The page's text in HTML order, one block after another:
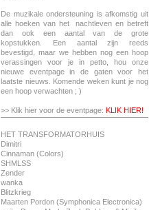
De muzikale ondersteuning is afkomstig uit
alle hoeken van het nachtleven en betreft
dan ook een aantal van de grote
kopstukken. Een aantal zijn reeds
bevestigd, maar we hebben nog een hoop
verassingen voor je in petto, hou onze
nieuwe eventpage in de gaten voor het
laatste nieuws. Komende weken kunt je nog
een hoop verwachten ; )
>> Klik hier voor de eventpage: KLIK HIER!
HET TRANSFORMATORHUIS
Dimitri
Cinnaman (Colors)
SHMLSS
Zender
wanka
Blitzkrieg
Maarten Pordon (Symphonica Electronica)